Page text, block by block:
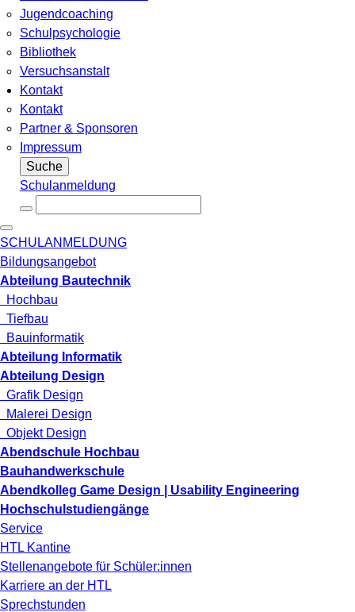
Jugendcoaching
Schulpsychologie
Bibliothek
Versuchsanstalt
Kontakt
Kontakt
Partner & Sponsoren
Impressum
Suche
Schulanmeldung
SCHULANMELDUNG
Bildungsangebot
Abteilung Bautechnik
Hochbau
Tiefbau
Bauinformatik
Abteilung Informatik
Abteilung Design
Grafik Design
Malerei Design
Objekt Design
Abendschule Hochbau
Bauhandwerkschule
Abendkolleg Game Design | Usability Engineering
Hochschulstudiengänge
Service
HTL Kantine
Stellenangebote für Schüler:innen
Karriere an der HTL
Sprechstunden